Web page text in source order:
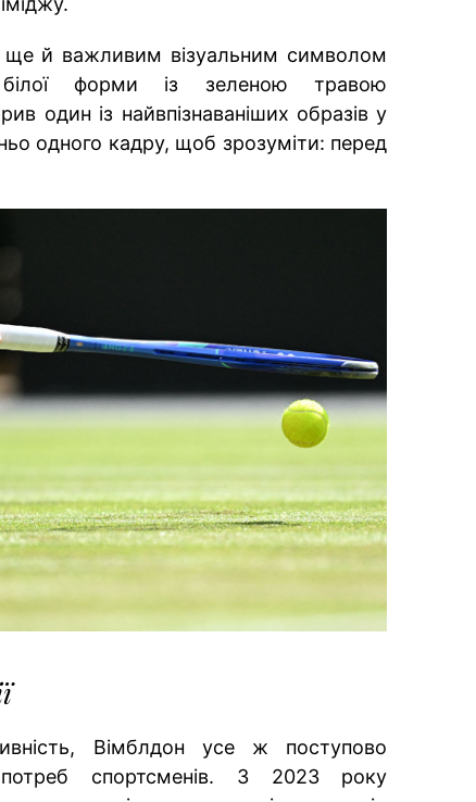
ще й важливим візуальним символом
білої форми із зеленою травою
один із найвпізнаваніших образів у
одного кадру, щоб зрозуміти: перед
Вімблдон усе ж поступово
спортсменів. З 2023 року